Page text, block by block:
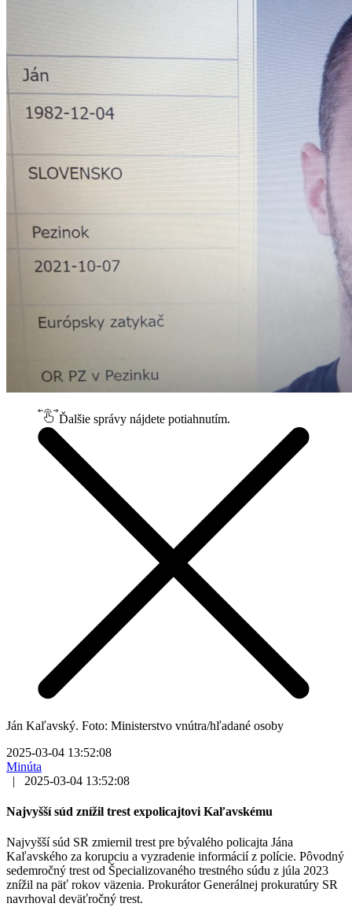
Ďalšie správy nájdete potiahnutím.
Ján Kaľavský. Foto: Ministerstvo vnútra/hľadané osoby
2025-03-04 13:52:08
Minúta
|
2025-03-04 13:52:08
Najvyšší súd znížil trest expolicajtovi Kaľavskému
Najvyšší súd SR zmiernil trest pre bývalého policajta Jána
Kaľavského za korupciu a vyzradenie informácií z polície. Pôvodný
sedemročný trest od Špecializovaného trestného súdu z júla 2023
znížil na päť rokov väzenia. Prokurátor Generálnej prokuratúry SR
navrhoval deväťročný trest.